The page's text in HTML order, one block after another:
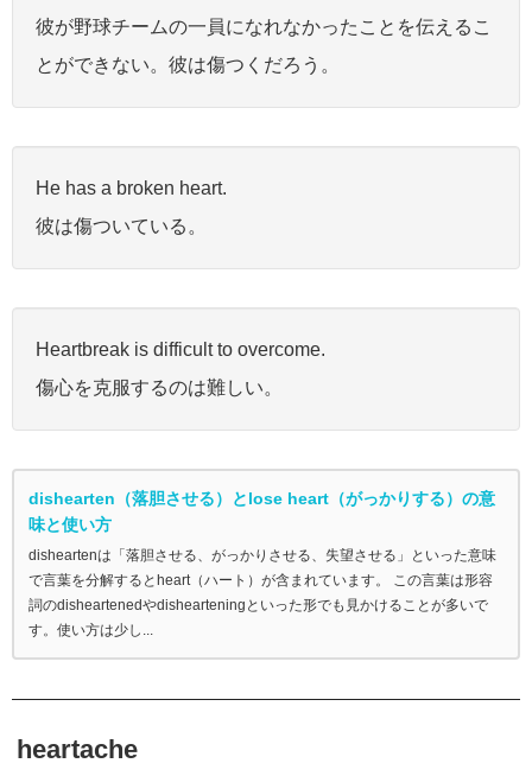
彼が野球チームの一員になれなかったことを伝えるこ
とができない。彼は傷つくだろう。
He has a broken heart.
彼は傷ついている。
Heartbreak is difficult to overcome.
傷心を克服するのは難しい。
dishearten（落胆させる）とlose heart（がっかりする）の意
味と使い方
disheartenは「落胆させる、がっかりさせる、失望させる」といった意味
で言葉を分解するとheart（ハート）が含まれています。 この言葉は形容
詞のdisheartenedやdishearteningといった形でも見かけることが多いで
す。使い方は少し...
heartache